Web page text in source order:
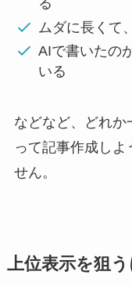
る
ムダに長くて
AIで書いたの
いる
などなど、どれか
って記事作成しよ
せん。
上位表示を狙